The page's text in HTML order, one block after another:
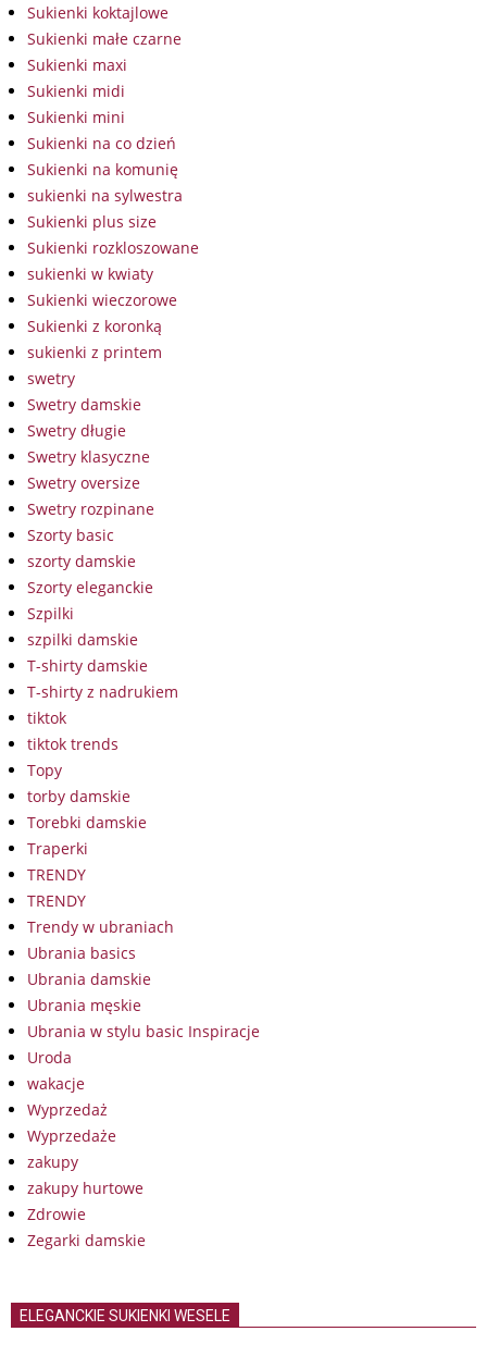
Sukienki koktajlowe
Sukienki małe czarne
Sukienki maxi
Sukienki midi
Sukienki mini
Sukienki na co dzień
Sukienki na komunię
sukienki na sylwestra
Sukienki plus size
Sukienki rozkloszowane
sukienki w kwiaty
Sukienki wieczorowe
Sukienki z koronką
sukienki z printem
swetry
Swetry damskie
Swetry długie
Swetry klasyczne
Swetry oversize
Swetry rozpinane
Szorty basic
szorty damskie
Szorty eleganckie
Szpilki
szpilki damskie
T-shirty damskie
T-shirty z nadrukiem
tiktok
tiktok trends
Topy
torby damskie
Torebki damskie
Traperki
TRENDY
TRENDY
Trendy w ubraniach
Ubrania basics
Ubrania damskie
Ubrania męskie
Ubrania w stylu basic Inspiracje
Uroda
wakacje
Wyprzedaż
Wyprzedaże
zakupy
zakupy hurtowe
Zdrowie
Zegarki damskie
ELEGANCKIE SUKIENKI WESELE